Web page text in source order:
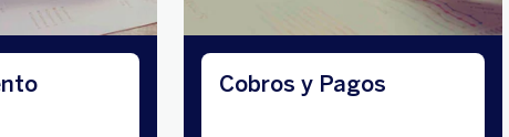
Cobros y Pagos